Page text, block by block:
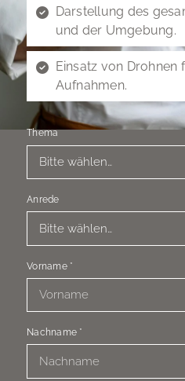
Darstellung des
und der Umgebung.
Einsatz von Drohnen
Aufnahmen.
Thema
Anrede
Vorname *
Nachname *